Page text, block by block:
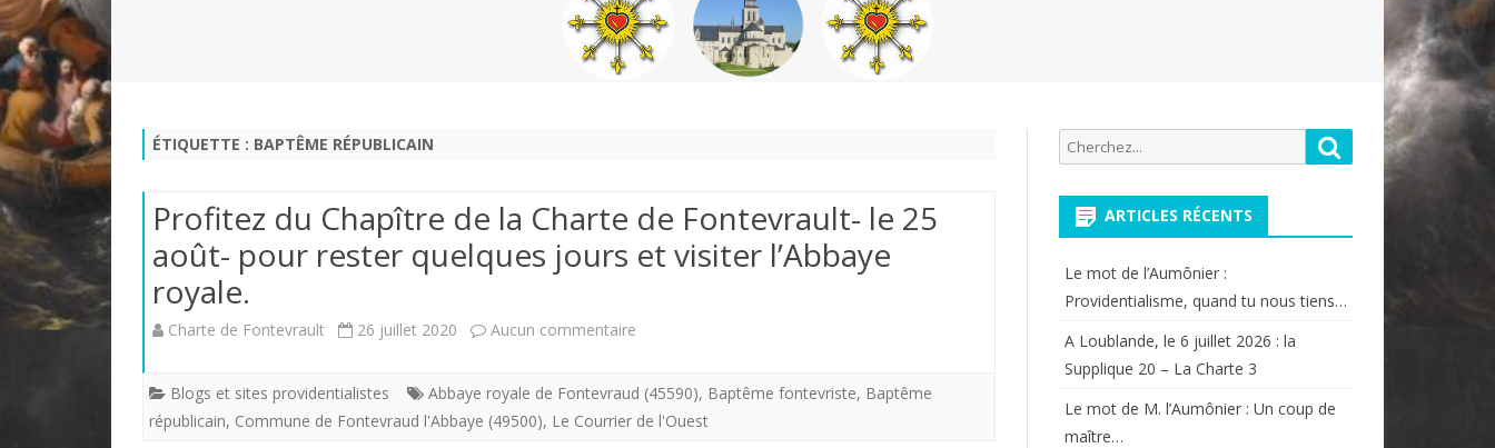
AUTEUR
ÉTIQUETTE : BAPTÊME RÉPUBLICAIN
Profitez du Chapître de la Charte de Fontevrault- le 25
août- pour rester quelques jours et visiter l’Abbaye
royale.
Charte de Fontevrault 26 juillet 2020 Aucun commentaire
du
Blogs et sites providentialistes Abbaye royale de Fontevraud (45590), Baptême fontevriste, Baptême
républicain, Commune de Fontevraud l'Abbaye (49500), Le Courrier de l'Ouest
Recherche
pour:
Rechercher
ARTICLES RÉCENTS
Le mot de l’Aumônier :
Providentialisme, quand tu nous tiens…
A Loublande, le 6 juillet 2026 : la
Supplique 20 – La Charte 3
Le mot de M. l’Aumônier : Un coup de
maître…